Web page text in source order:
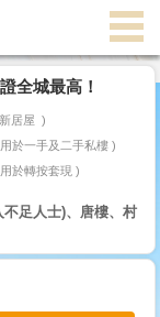
全城最高！
居屋
於一手及二手私樓
於轉按套現
足人士)、唐樓、村